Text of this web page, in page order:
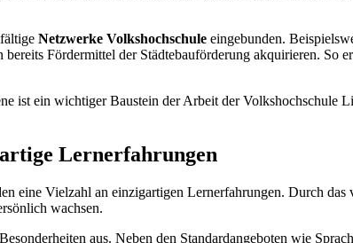
Netzwerke Volkshochschule eingebunden.
Fördermittel der Städtebauförderung akquirieren. So
ist ein wichtiger Baustein der Arbeit der Volkshochschule
Lernerfahrungen
eine Vielzahl an einzigartigen Lernerfahrungen. Durch
wachsen.
aus. Neben den Standardangeboten wie